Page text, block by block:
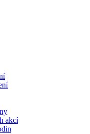
akcí